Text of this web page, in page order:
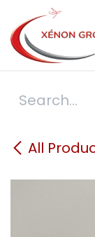
Skip to
All